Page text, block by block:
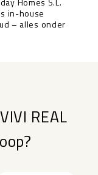
in-house
– alles onder
REAL